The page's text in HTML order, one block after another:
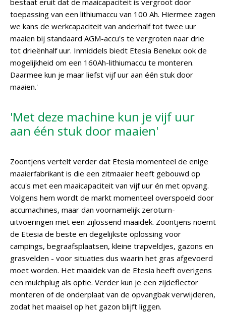
bestaat eruit dat de maaicapaciteit is vergroot door
toepassing van een lithiumaccu van 100 Ah. Hiermee zagen
we kans de werkcapaciteit van anderhalf tot twee uur
maaien bij standaard AGM-accu's te vergroten naar drie
tot drieënhalf uur. Inmiddels biedt Etesia Benelux ook de
mogelijkheid om een 160Ah-lithiumaccu te monteren.
Daarmee kun je maar liefst vijf uur aan één stuk door
maaien.'
'Met deze machine kun je vijf uur
aan één stuk door maaien'
Zoontjens vertelt verder dat Etesia momenteel de enige
maaierfabrikant is die een zitmaaier heeft gebouwd op
accu's met een maaicapaciteit van vijf uur én met opvang.
Volgens hem wordt de markt momenteel overspoeld door
accumachines, maar dan voornamelijk zeroturn-
uitvoeringen met een zijlossend maaidek. Zoontjens noemt
de Etesia de beste en degelijkste oplossing voor
campings, begraafsplaatsen, kleine trapveldjes, gazons en
grasvelden - voor situaties dus waarin het gras afgevoerd
moet worden. Het maaidek van de Etesia heeft overigens
een mulchplug als optie. Verder kun je een zijdeflector
monteren of de onderplaat van de opvangbak verwijderen,
zodat het maaisel op het gazon blijft liggen.